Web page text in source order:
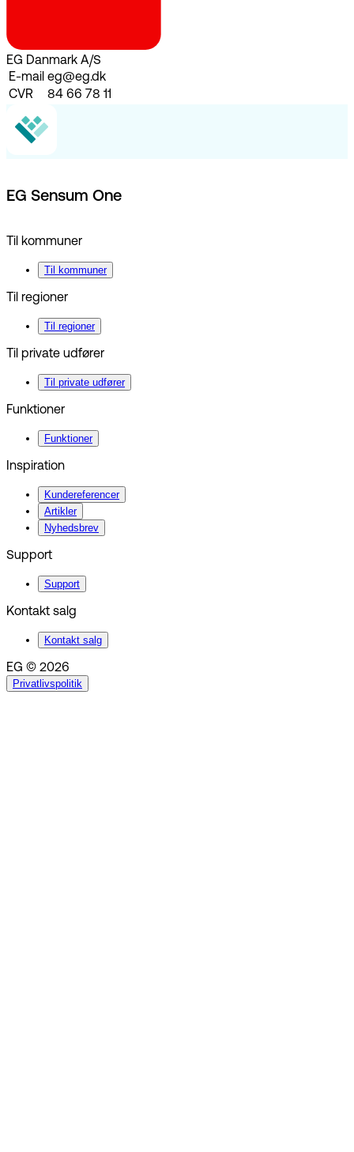
EG Danmark A/S
E-mail eg@eg.dk
CVR
84 66 78 11
EG Sensum One
Til kommuner
Til kommuner
Til regioner
Til regioner
Til private udfører
Til private udfører
Funktioner
Funktioner
Inspiration
Kundereferencer
Artikler
Nyhedsbrev
Support
Support
Kontakt salg
Kontakt salg
EG © 2026
Privatlivspolitik